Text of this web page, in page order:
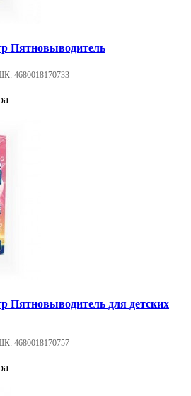
Пятновыводитель
4680018170733
Пятновыводитель для детских
4680018170757